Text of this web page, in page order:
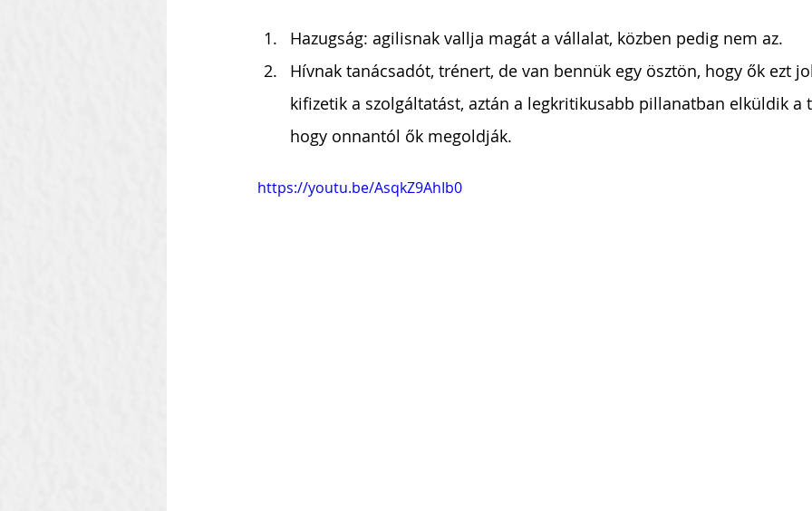
Hazugság: agilisnak vallja magát a vállalat, közben pedig nem az.
Hívnak tanácsadót, trénert, de van bennük egy ösztön, hogy ők ezt
kifizetik a szolgáltatást, aztán a legkritikusabb pillanatban elküldik a
hogy onnantól ők megoldják.
https://youtu.be/AsqkZ9AhIb0